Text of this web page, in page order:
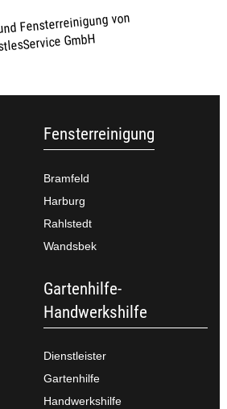
Fensterreinigung von
GmbH
Fensterreinigung
Bramfeld
Harburg
Rahlstedt
Wandsbek
Gartenhilfe-
Handwerkshilfe
Dienstleister
Gartenhilfe
Handwerkshilfe